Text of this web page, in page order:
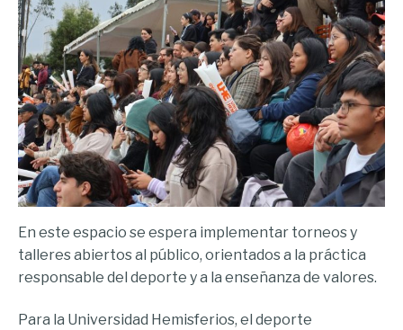
En este espacio se espera implementar torneos y
talleres abiertos al público, orientados a la práctica
responsable del deporte y a la enseñanza de valores.
Para la Universidad Hemisferios, el deporte